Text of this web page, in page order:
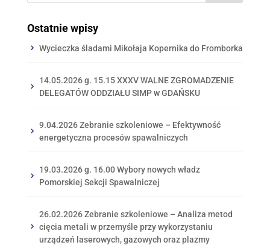
Ostatnie wpisy
Wycieczka śladami Mikołaja Kopernika do Fromborka
14.05.2026 g. 15.15 XXXV WALNE ZGROMADZENIE
DELEGATÓW ODDZIAŁU SIMP w GDAŃSKU
9.04.2026 Zebranie szkoleniowe – Efektywność
energetyczna procesów spawalniczych
19.03.2026 g. 16.00 Wybory nowych władz
Pomorskiej Sekcji Spawalniczej
26.02.2026 Zebranie szkoleniowe – Analiza metod
cięcia metali w przemyśle przy wykorzystaniu
urządzeń laserowych, gazowych oraz plazmy